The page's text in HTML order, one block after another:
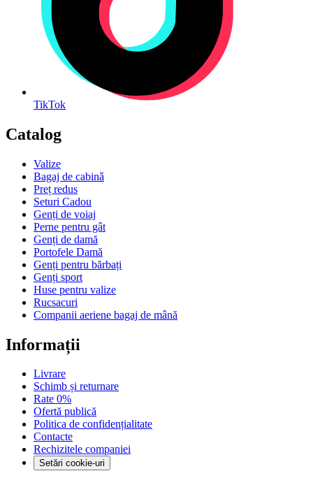
TikTok
Catalog
Valize
Bagaj de cabinǎ
Preț redus
Seturi Cadou
Genți de voiaj
Perne pentru gât
Genți de damă
Portofele Damă
Genți pentru bărbați
Genți sport
Huse pentru valize
Rucsacuri
Companii aeriene bagaj de mână
Informații
Livrare
Schimb și returnare
Rate 0%
Ofertă publică
Politica de confidențialitate
Contacte
Rechizitele companiei
Setări cookie-uri